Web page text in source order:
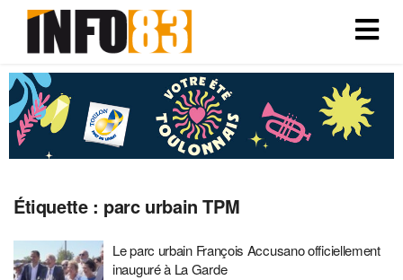
Étiquette : parc urbain TPM
Le parc urbain François Accusano officiellement
inauguré à La Garde